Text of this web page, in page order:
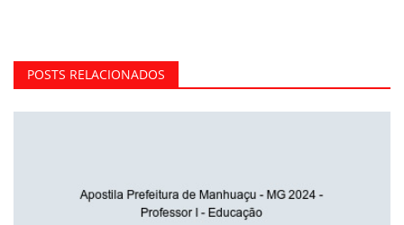
POSTS RELACIONADOS